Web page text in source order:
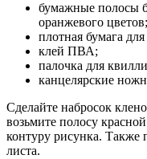
бумажные полосы
оранжевого цветов;
плотная бумага
клей ПВА;
палочка для
канцелярские
Сделайте набросок
возьмите полосу
контуру рисунка. Также
листа.